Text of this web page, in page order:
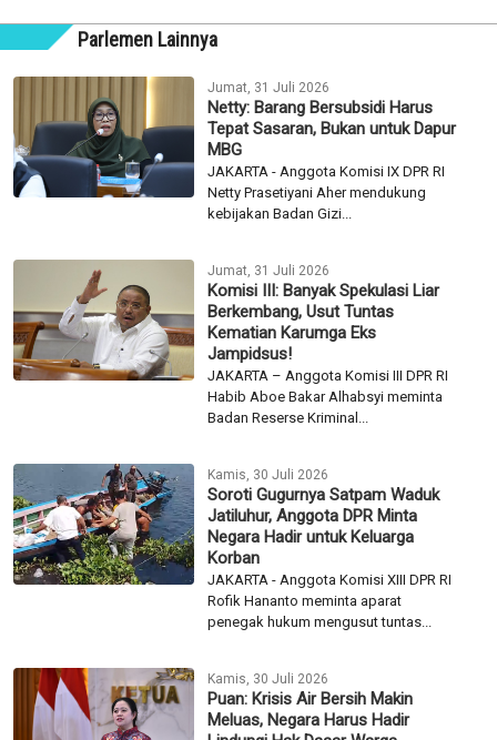
Parlemen Lainnya
Jumat, 31 Juli 2026
Netty: Barang Bersubsidi Harus
Tepat Sasaran, Bukan untuk Dapur
MBG
JAKARTA - Anggota Komisi IX DPR RI
Netty Prasetiyani Aher mendukung
kebijakan Badan Gizi...
Jumat, 31 Juli 2026
Komisi III: Banyak Spekulasi Liar
Berkembang, Usut Tuntas
Kematian Karumga Eks
Jampidsus!
JAKARTA – Anggota Komisi III DPR RI
Habib Aboe Bakar Alhabsyi meminta
Badan Reserse Kriminal...
Kamis, 30 Juli 2026
Soroti Gugurnya Satpam Waduk
Jatiluhur, Anggota DPR Minta
Negara Hadir untuk Keluarga
Korban
JAKARTA - Anggota Komisi XIII DPR RI
Rofik Hananto meminta aparat
penegak hukum mengusut tuntas...
Kamis, 30 Juli 2026
Puan: Krisis Air Bersih Makin
Meluas, Negara Harus Hadir